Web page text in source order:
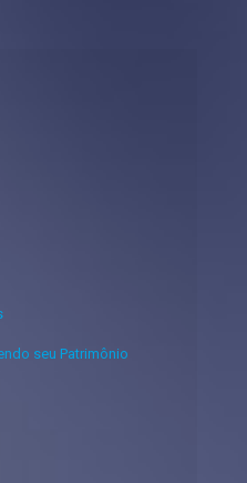
seu Patrimônio